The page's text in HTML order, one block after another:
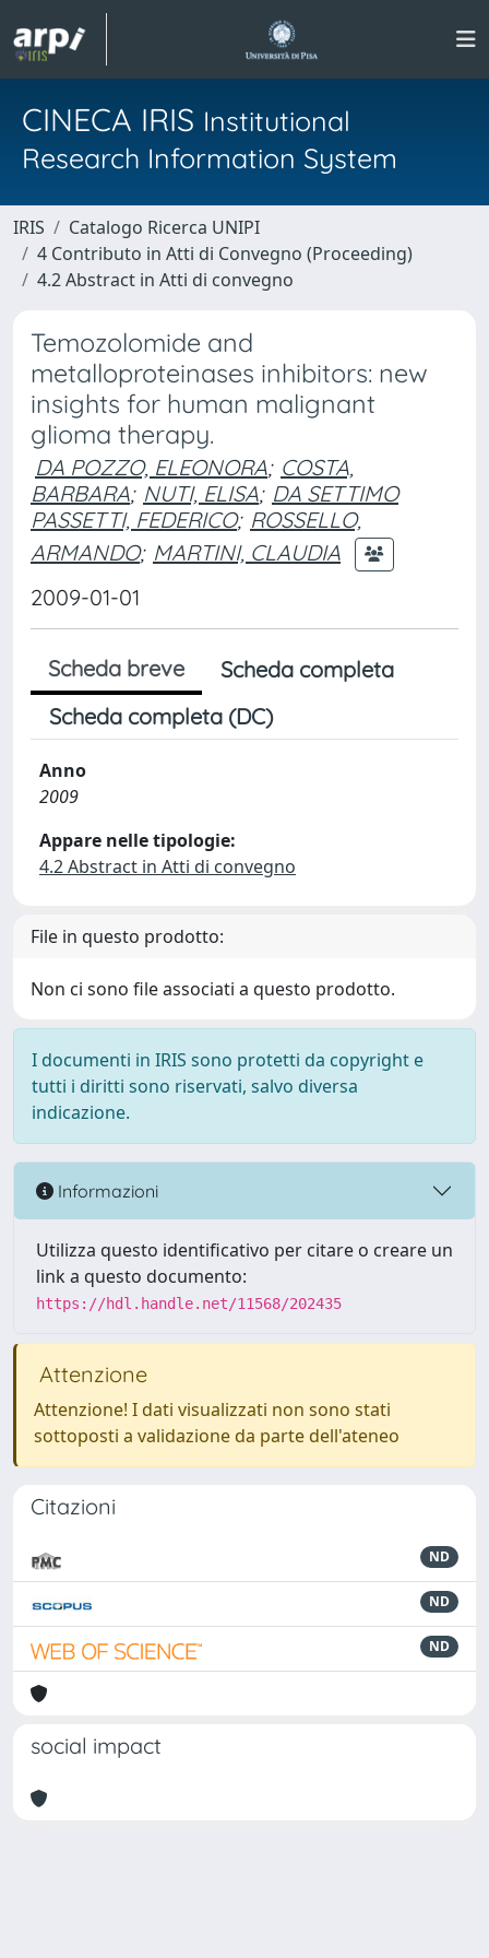
CINECA IRIS Institutional
Research Information System
IRIS
Catalogo Ricerca UNIPI
4 Contributo in Atti di Convegno (Proceeding)
4.2 Abstract in Atti di convegno
Temozolomide and
metalloproteinases inhibitors: new
insights for human malignant
glioma therapy.
DA POZZO, ELEONORA; COSTA,
BARBARA; NUTI, ELISA; DA SETTIMO
PASSETTI, FEDERICO; ROSSELLO,
ARMANDO; MARTINI, CLAUDIA
2009-01-01
Scheda breve
Scheda completa
Scheda completa (DC)
Anno
2009
Appare nelle tipologie:
4.2 Abstract in Atti di convegno
File in questo prodotto:
Non ci sono file associati a questo prodotto.
I documenti in IRIS sono protetti da copyright e
tutti i diritti sono riservati, salvo diversa
indicazione.
Informazioni
Utilizza questo identificativo per citare o creare un
link a questo documento:
https://hdl.handle.net/11568/202435
Attenzione
Attenzione! I dati visualizzati non sono stati
sottoposti a validazione da parte dell'ateneo
Citazioni
ND
ND
ND
social impact